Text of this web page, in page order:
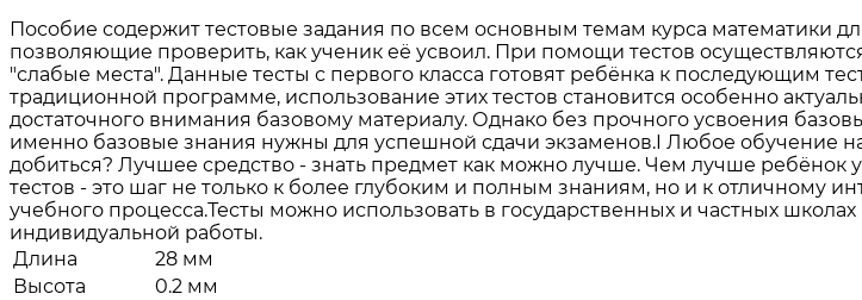
Пособие содержит тестовые задания по всем основным темам курса математики
позволяющие проверить, как ученик её усвоил. При помощи тестов
"слабые места". Данные тесты с первого класса готовят ребёнка к последующим
традиционной программе, использование этих тестов становится особенно
достаточного внимания базовому материалу. Однако без прочного усвоения
именно базовые знания нужны для успешной сдачи экзаменов.I Любое обучение
добиться? Лучшее средство - знать предмет как можно лучше. Чем лучше ребёнок
тестов - это шаг не только к более глубоким и полным знаниям, но и к отличному
учебного процесса.Тесты можно использовать в государственных и частных
индивидуальной работы.
Длина
28 мм
Высота
0.2 мм